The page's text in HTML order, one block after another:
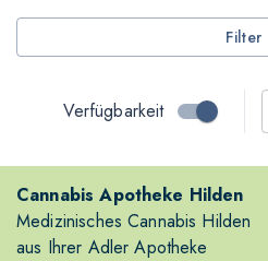
Filter
Verfügbarkeit
Cannabis Apotheke Hilden
Medizinisches Cannabis Hilden
aus Ihrer Adler Apotheke